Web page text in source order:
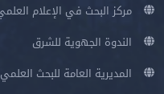
مركز البحث في الإعلام
الندوة الجهوية للشرق
المديرية العامة للبحث